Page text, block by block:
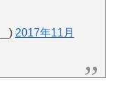
2017年11月